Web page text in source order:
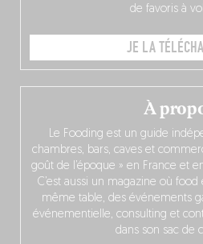
À
Le Fooding est un guide
chambres, bars, caves et
goût de l’époque » en France et
C’est aussi un magazine où food
même table, des événements
événementielle, consulting et
dans son sac de
de favoris à
JE LA